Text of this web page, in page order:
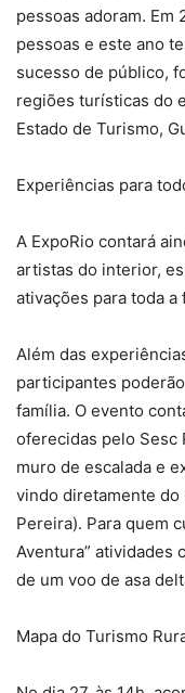
pessoas adoram. Em
pessoas e este ano
sucesso de público,
regiões turísticas do
Estado de Turismo,
Experiências para
A ExpoRio contará
artistas do interior,
ativações para toda a
Além das
participantes
família. O evento
oferecidas pelo Sesc
muro de escalada e
vindo diretamente do
Pereira). Para quem
Aventura” atividades
de um voo de asa
Mapa do Turismo